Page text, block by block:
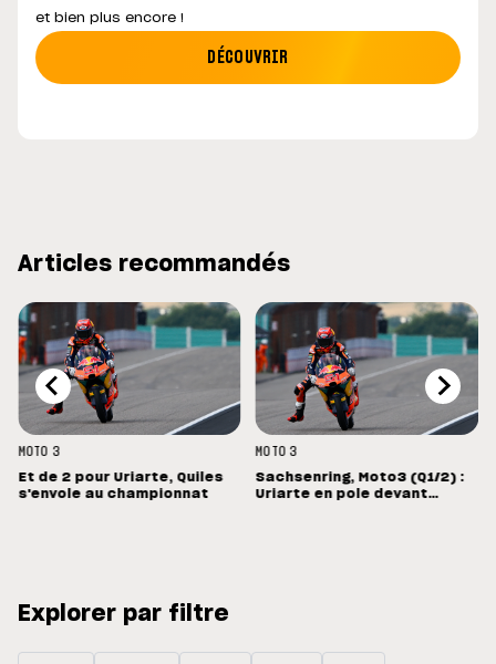
et bien plus encore !
DÉCOUVRIR
Articles recommandés
MOTO 3
Et de 2 pour Uriarte, Quiles
s'envole au championnat
MOTO 3
Sachsenring, Moto3 (Q1/2) :
Uriarte en pole devant
Explorer par filtre